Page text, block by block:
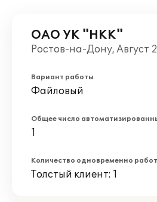
ОАО УК "НКК"
Ростов-на-Дону, Август
Вариант работы
Файловый
Общее число
1
Количество одновременно
Толстый клиент: 1